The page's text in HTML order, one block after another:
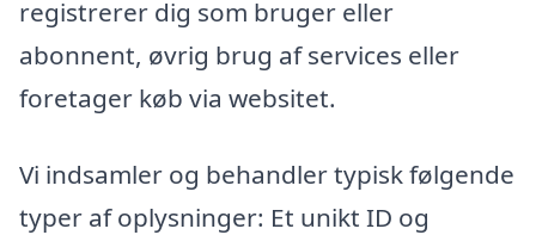
registrerer dig som bruger eller
abonnent, øvrig brug af services eller
foretager køb via websitet.
Vi indsamler og behandler typisk følgende
typer af oplysninger: Et unikt ID og